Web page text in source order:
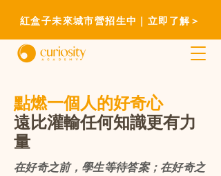
紅盒子未來城市營招生中｜立即了解＞
點燃一個人的好奇心
​遠比灌輸任何知識更有力
量
在好奇之前，學生等待答案；在好奇之